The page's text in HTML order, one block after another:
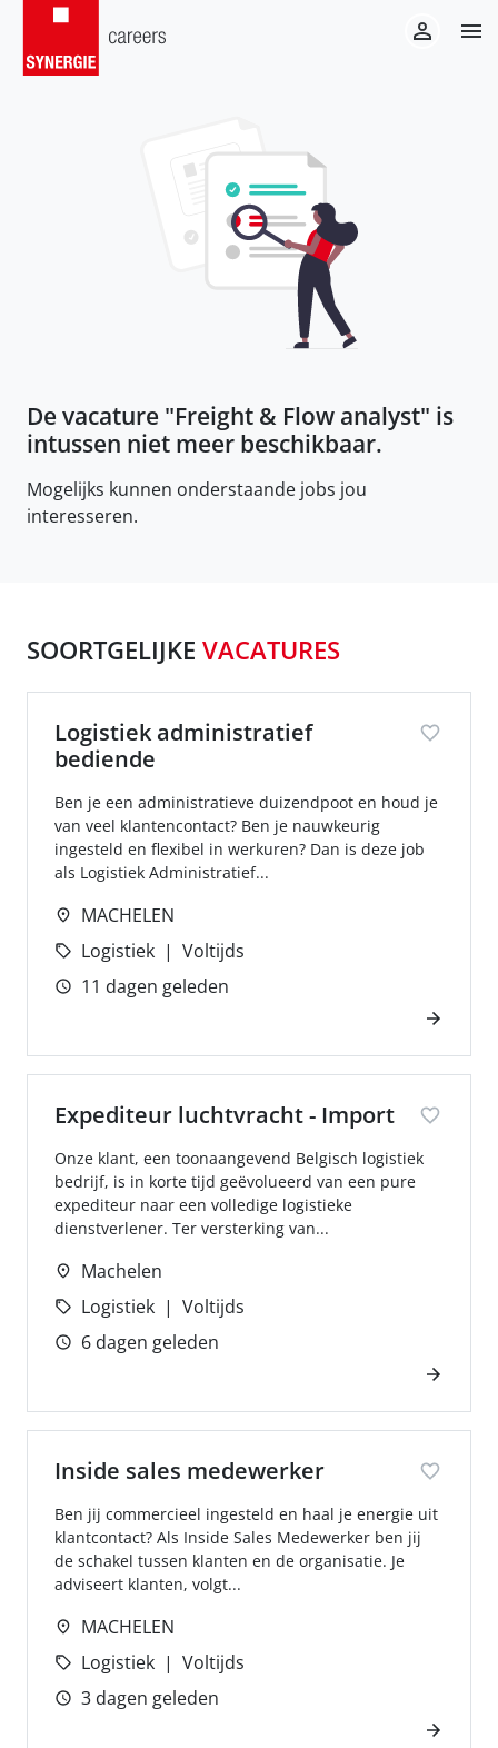
De vacature "Freight & Flow analyst" is
intussen niet meer beschikbaar.
Mogelijks kunnen onderstaande jobs jou
interesseren.
SOORTGELIJKE VACATURES
Logistiek administratief
bediende
Ben je een administratieve duizendpoot en houd je
van veel klantencontact? Ben je nauwkeurig
ingesteld en flexibel in werkuren? Dan is deze job
als Logistiek Administratief...
MACHELEN
Logistiek
Voltijds
11 dagen geleden
Expediteur luchtvracht - Import
Onze klant, een toonaangevend Belgisch logistiek
bedrijf, is in korte tijd geëvolueerd van een pure
expediteur naar een volledige logistieke
dienstverlener. Ter versterking van...
Machelen
Logistiek
Voltijds
6 dagen geleden
Inside sales medewerker
Ben jij commercieel ingesteld en haal je energie uit
klantcontact? Als Inside Sales Medewerker ben jij
de schakel tussen klanten en de organisatie. Je
adviseert klanten, volgt...
MACHELEN
Logistiek
Voltijds
3 dagen geleden